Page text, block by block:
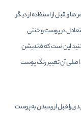
ها و قبل از استفاده از دیگر
در پوست و خنثی
این است که فاندیشن
اصلی آن تغییر رنگ پوست
زیرا قبل از رسیدن به پوست